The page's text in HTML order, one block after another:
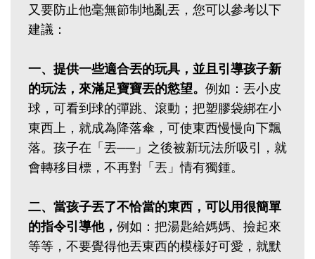
又要防止他毫無節制地亂丟，您可以參考以下
建議：
一、提供一些適合丟的玩具，並且引導孩子新
的玩法，來滿足寶寶丟的慾望。 例如：丟小皮
球，可看到球的彈跳、滾動；把塑膠袋綁在小
東西上，就成為降落傘，可使東西慢慢向下飄
落。孩子在「丟──」之後被新玩法所吸引，就
會轉移目標，不再對「丟」情有獨鍾。
二、當孩子丟了不恰當的東西，可以用很簡單
的指令引導他， 例如：把湯匙給媽媽、撿起來
等等，不要覺得他丟東西的模樣好可愛，就默